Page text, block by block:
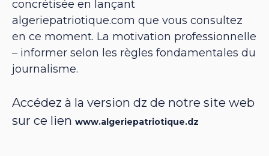
concrétisée en lançant
algeriepatriotique.com que vous consultez
en ce moment. La motivation professionnelle
– informer selon les règles fondamentales du
journalisme.
Accédez à la version dz de notre site web
sur ce lien www.algeriepatriotique.dz